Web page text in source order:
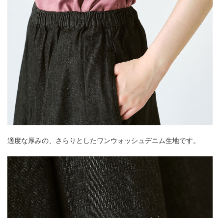
適度な厚みの、さらりとしたワンウォッシュデニム生地です。